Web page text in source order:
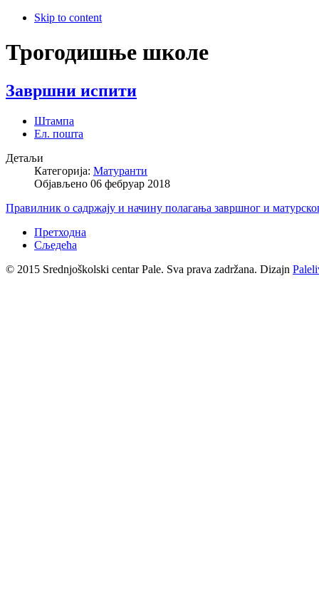
Skip to content
Трогодишње школе
Завршни испити
Штампа
Ел. пошта
Детаљи
Категорија: Матуранти
Објављено 06 фебруар 2018
Правилник о садржају и начину полагања завршног и
Претходна
Сљедећа
© 2015 Srednjoškolski centar Pale. Sva prava zadržana. Dizajn